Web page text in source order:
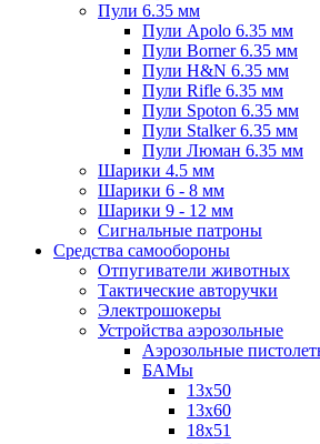
Пули 6.35 мм
Пули Apolo 6.35 мм
Пули Borner 6.35 мм
Пули H&N 6.35 мм
Пули Rifle 6.35 мм
Пули Spoton 6.35 мм
Пули Stalker 6.35 мм
Пули Люман 6.35 мм
Шарики 4.5 мм
Шарики 6 - 8 мм
Шарики 9 - 12 мм
Сигнальные патроны
Средства самообороны
Отпугиватели животных
Тактические авторучки
Электрошокеры
Устройства аэрозольные
Аэрозольные
БАМы
13х50
13х60
18х51